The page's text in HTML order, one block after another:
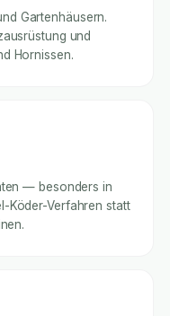
Gartenhäusern.
und
Hornissen.
— besonders in
Köder-Verfahren statt